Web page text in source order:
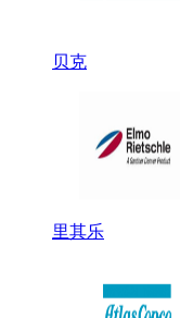
贝克
里其乐